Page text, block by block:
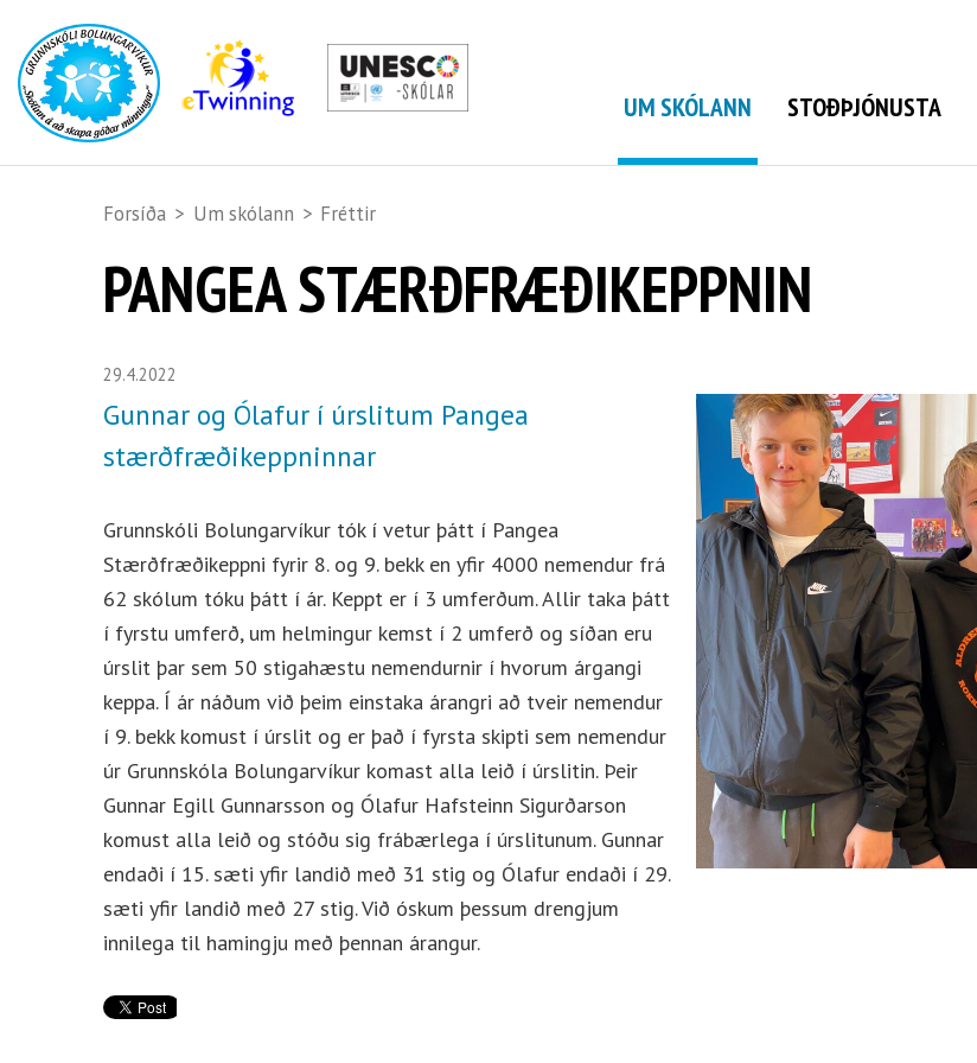
PANGEA STÆRÐFRÆÐIKEPPNIN
29.4.2022
Gunnar og Ólafur í úrslitum Pangea
stærðfræðikeppninnar
Grunnskóli Bolungarvíkur tók í vetur þátt í Pangea
Stærðfræðikeppni fyrir 8. og 9. bekk en yfir 4000 nemendur frá
62 skólum tóku þátt í ár. Keppt er í 3 umferðum. Allir taka þátt
í fyrstu umferð, um helmingur kemst í 2 umferð og síðan eru
úrslit þar sem 50 stigahæstu nemendurnir í hvorum árgangi
keppa. Í ár náðum við þeim einstaka árangri að tveir nemendur
í 9. bekk komust í úrslit og er það í fyrsta skipti sem nemendur
úr Grunnskóla Bolungarvíkur komast alla leið í úrslitin. Þeir
Gunnar Egill Gunnarsson og Ólafur Hafsteinn Sigurðarson
komust alla leið og stóðu sig frábærlega í úrslitunum. Gunnar
endaði í 15. sæti yfir landið með 31 stig og Ólafur endaði í 29.
sæti yfir landið með 27 stig. Við óskum þessum drengjum
innilega til hamingju með þennan árangur.
Forsíða > Um skólann > Fréttir
UM SKÓLANN STOÐÞJÓNUSTA